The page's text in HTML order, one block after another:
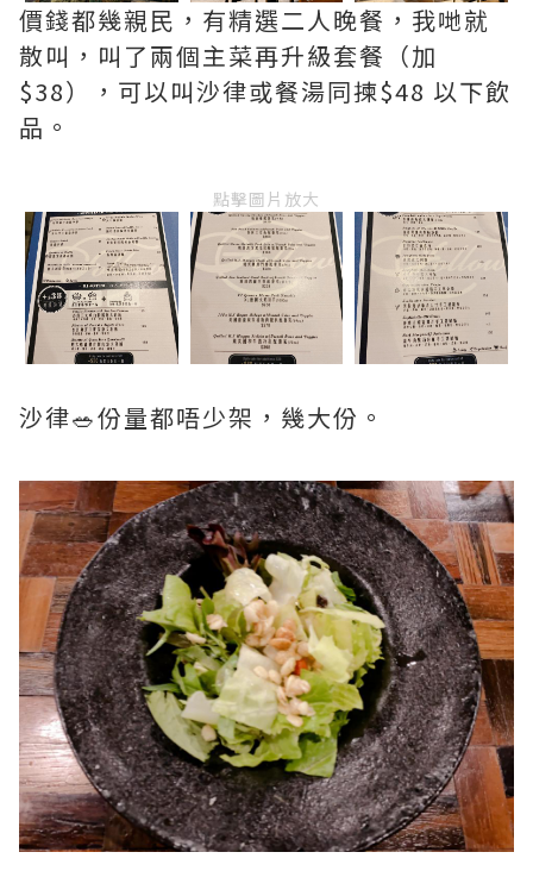
價錢都幾親民，有精選二人晚餐，我哋就
散叫，叫了兩個主菜再升級套餐（加
$38），可以叫沙律或餐湯同揀$48 以下飲
品。
點擊圖片放大
沙律🥗份量都唔少架，幾大份。